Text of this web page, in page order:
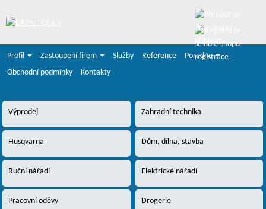
registrace
Profil
Zastoupení firem Služby Reference
Poradna
Obchodní podmínky
Kontakty
Výprodej Zahradní technika
Husqvarna Dům, dílna, stavba
Ruční nářadí Elektrické nářadí
Pracovní oděvy Drogerie